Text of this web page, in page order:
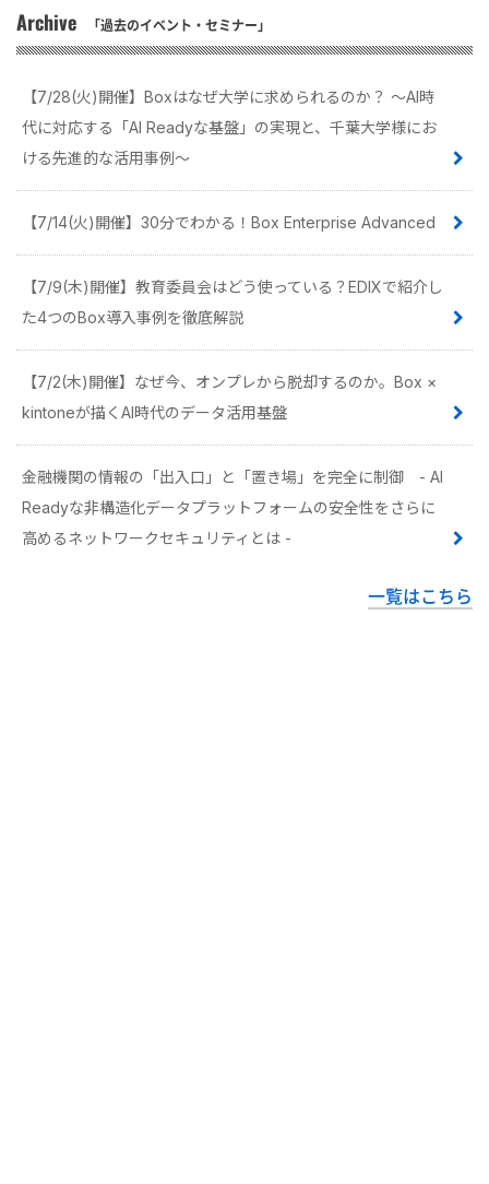
Archive 「過去のイベント・セミナー」
【7/28(火)開催】Boxはなぜ大学に求められるのか？ 〜AI時
代に対応する「AI Readyな基盤」の実現と、千葉大学様にお
ける先進的な活用事例〜
【7/14(火)開催】30分でわかる！Box Enterprise Advanced
【7/9(木)開催】教育委員会はどう使っている？EDIXで紹介し
た4つのBox導入事例を徹底解説
【7/2(木)開催】なぜ今、オンプレから脱却するのか。Box ×
kintoneが描くAI時代のデータ活用基盤
金融機関の情報の「出入口」と「置き場」を完全に制御 - AI
Readyな非構造化データプラットフォームの安全性をさらに
高めるネットワークセキュリティとは -
一覧はこちら